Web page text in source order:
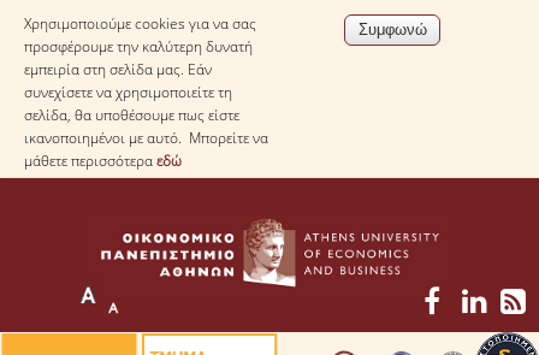
Χρησιμοποιούμε cookies για να σας
προσφέρουμε την καλύτερη δυνατή
εμπειρία στη σελίδα μας. Εάν
συνεχίσετε να χρησιμοποιείτε τη
σελίδα, θα υποθέσουμε πως είστε
ικανοποιημένοι με αυτό. Μπορείτε να
μάθετε περισσότεραεδώ